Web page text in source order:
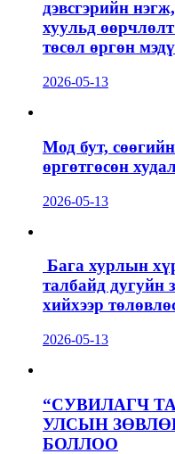
дэвсгэрийн
хуульд
төсөл өргөн
2026-05-13
Мод бут,
өргөтгөсөн
2026-05-13
Бага хурлын
талбайд дугуйн
хийхээр
2026-05-13
“СУВИЛАГЧ
УЛСЫН
БОЛЛОО